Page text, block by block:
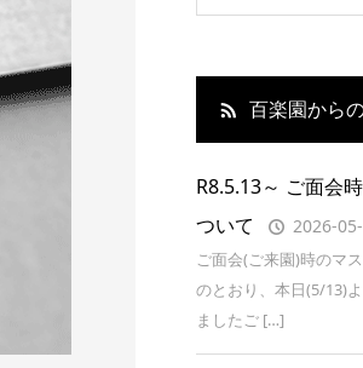
百楽園から
R8.5.13～ ご面会
ついて
2026-
ご面会(ご来園)時のマ
のとおり、本日(5/13)
ましたご […]